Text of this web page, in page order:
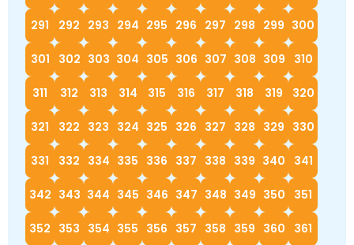
291 292 293 294 295 296 297 298 299 300
301 302 303 304 305 306 307 308 309 310
311 312 313 314 315 316 317 318 319 320
321 322 323 324 325 326 327 328 329 330
331 332 334 335 336 337 338 339 340 341
342 343 344 345 346 347 348 349 350 351
352 353 354 355 356 357 358 359 360 361